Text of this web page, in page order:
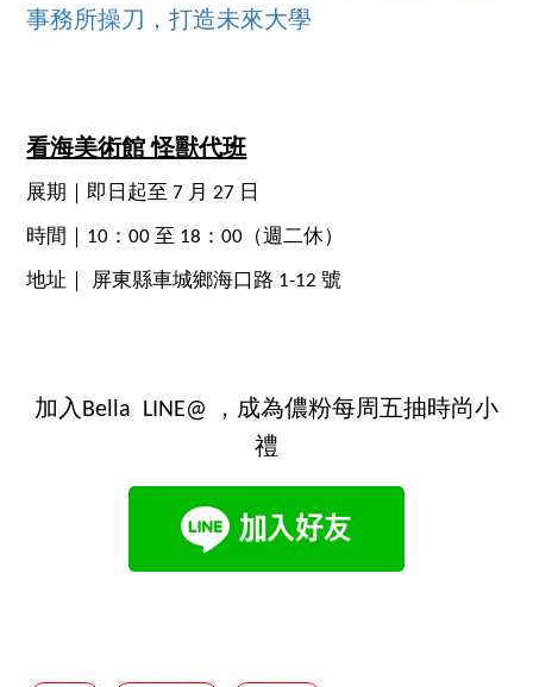
事務所操刀，打造未來大學
看海美術館 怪獸代班
展期｜即日起至 7 月 27 日
時間｜10：00 至 18：00（週二休）
地址｜ 屏東縣車城鄉海口路 1-12 號
加入Bella LINE@ ，成為儂粉每周五抽時尚小
禮